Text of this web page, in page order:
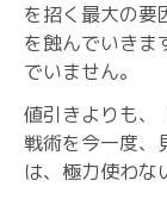
を招く最大の要
を蝕んでいきま
でいません。
値引きよりも、
戦術を今一度、
は、極力使わな